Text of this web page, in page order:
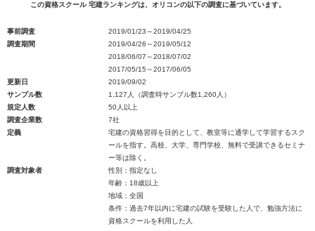
この資格スクール 宅建ランキングは、オリコンの以下の調査に基づいています。
事前調査
2019/01/23～2019/04/25
調査期間
2019/04/26～2019/05/12
2018/06/07～2018/07/02
2017/05/15～2017/06/05
更新日
2019/09/02
サンプル数
1,127人（調査時サンプル数1,260人）
規定人数
50人以上
調査企業数
7社
定義
宅建の資格習得を目的として、教室等に通学して学習するスク
ールを指す。高校、大学、専門学校、無料で受講できるセミナ
ー等は除く。
調査対象者
性別：指定なし
年齢：18歳以上
地域：全国
条件：過去7年以内に宅建の試験を受験した人で、勉強方法に
資格スクールを利用した人